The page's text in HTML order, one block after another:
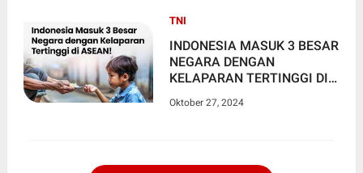
TNI
INDONESIA MASUK 3 BESAR
NEGARA DENGAN
KELAPARAN TERTINGGI DI
Oktober 27, 2024